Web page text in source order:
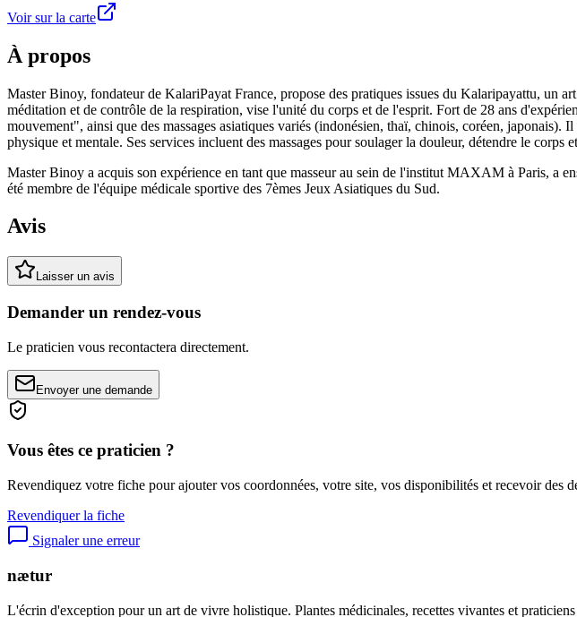
Voir sur la carte
À propos
Master Binoy, fondateur de KalariPayat France, propose des pratiques issues du Kalaripayattu, un
méditation et de contrôle de la respiration, vise l'unité du corps et de l'esprit. Fort de 28 ans
mouvement", ainsi que des massages asiatiques variés (indonésien, thaï, chinois, coréen,
physique et mentale. Ses services incluent des massages pour soulager la douleur, détendre le
Master Binoy a acquis son expérience en tant que masseur au sein de l'institut MAXAM à Paris, a
été membre de l'équipe médicale sportive des 7èmes Jeux Asiatiques du Sud.
Avis
Laisser un avis
Demander un rendez-vous
Le praticien vous recontactera directement.
Envoyer une demande
Vous êtes ce praticien ?
Revendiquez votre fiche pour ajouter vos coordonnées, votre site, vos disponibilités et recevoir des
Revendiquer la fiche
Signaler une erreur
nætur
L'écrin d'exception pour un art de vivre holistique. Plantes médicinales, recettes vivantes et